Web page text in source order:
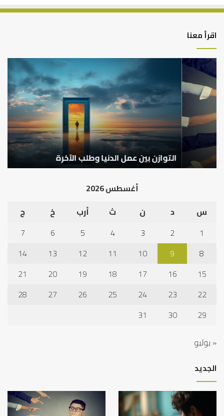
اقرأ معنا
التوازن
بين
عمل
الدنيا
وطلب
الآخرة
التوازن بين عمل الدنيا وطلب الآخرة
أغسطس 2026
س
د ن ث أرب خ
ج
1
2
3
4
5
6
7
8
9
10
11
12
13
14
15
16
17
18
19
20
21
22
23
24
25
26
27
28
29
30
31
« يوليو
الجديد